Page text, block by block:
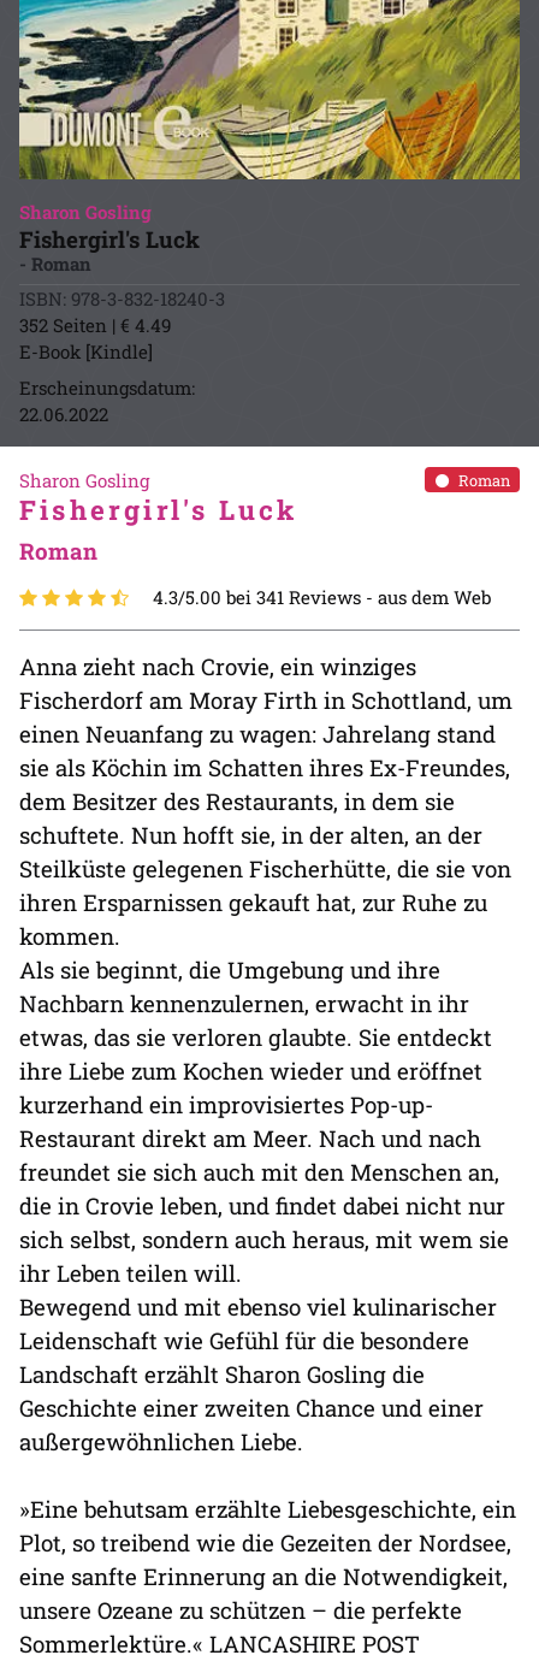
Sharon Gosling
Fishergirl's Luck
- Roman
ISBN: 978-3-832-18240-3
352 Seiten | € 4.49
E-Book [Kindle]
Erscheinungsdatum:
22.06.2022
Roman
Sharon Gosling
Fishergirl's Luck
Roman
4.3/5.00 bei 341 Reviews - aus dem Web
Anna zieht nach Crovie, ein winziges
Fischerdorf am Moray Firth in Schottland, um
einen Neuanfang zu wagen: Jahrelang stand
sie als Köchin im Schatten ihres Ex-Freundes,
dem Besitzer des Restaurants, in dem sie
schuftete. Nun hofft sie, in der alten, an der
Steilküste gelegenen Fischerhütte, die sie von
ihren Ersparnissen gekauft hat, zur Ruhe zu
kommen.
Als sie beginnt, die Umgebung und ihre
Nachbarn kennenzulernen, erwacht in ihr
etwas, das sie verloren glaubte. Sie entdeckt
ihre Liebe zum Kochen wieder und eröffnet
kurzerhand ein improvisiertes Pop-up-
Restaurant direkt am Meer. Nach und nach
freundet sie sich auch mit den Menschen an,
die in Crovie leben, und findet dabei nicht nur
sich selbst, sondern auch heraus, mit wem sie
ihr Leben teilen will.
Bewegend und mit ebenso viel kulinarischer
Leidenschaft wie Gefühl für die besondere
Landschaft erzählt Sharon Gosling die
Geschichte einer zweiten Chance und einer
außergewöhnlichen Liebe.
»Eine behutsam erzählte Liebesgeschichte, ein
Plot, so treibend wie die Gezeiten der Nordsee,
eine sanfte Erinnerung an die Notwendigkeit,
unsere Ozeane zu schützen – die perfekte
Sommerlektüre.« LANCASHIRE POST